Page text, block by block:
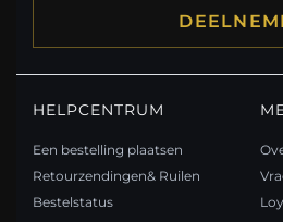
HELPCENTRUM
Een bestelling plaatsen
Retourzendingen& Ruilen
Bestelstatus